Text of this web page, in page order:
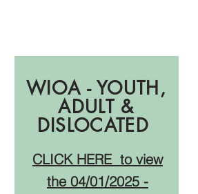
WIOA - YOUTH,
ADULT &
DISLOCATED
CLICK HERE to view
the 04/01/2025 -